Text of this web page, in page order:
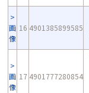
画
像
16 4901385899585
画
像
17 4901777280854